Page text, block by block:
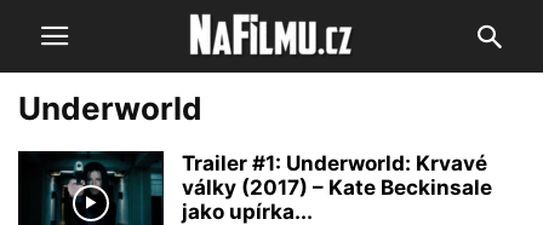
Underworld
Trailer #1: Underworld: Krvavé
války (2017) – Kate Beckinsale
jako upírka...